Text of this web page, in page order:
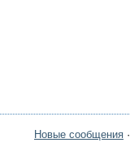
Новые сообщения ·